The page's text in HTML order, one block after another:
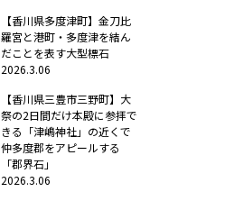
【香川県多度津町】金刀比
羅宮と港町・多度津を結ん
だことを表す大型標石
2026.3.06
【香川県三豊市三野町】大
祭の2日間だけ本殿に参拝で
きる「津嶋神社」の近くで
仲多度郡をアピールする
「郡界石」
2026.3.06